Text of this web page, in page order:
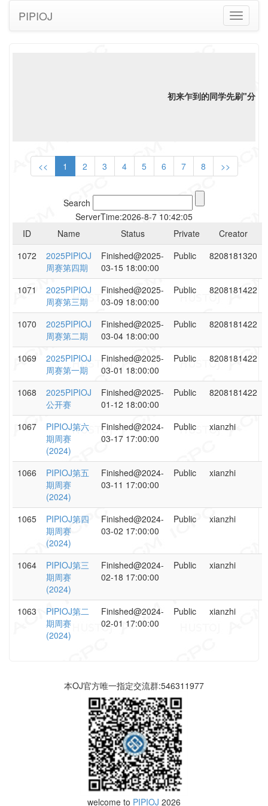
Toggle
PIPIOJ
初来乍到的同学先刷"分类
<< 1 2 3 4 5 6 7 8 >>
Search
ServerTime:2026-8-7 10:42:05
ID
Name Status Private
Creator
1072
2025PIPIOJ
周赛第四期
Finished@2025-
03-15 18:00:00
Public 8208181320
1071
2025PIPIOJ
周赛第三期
Finished@2025-
03-09 18:00:00
Public 8208181422
1070
2025PIPIOJ
周赛第二期
Finished@2025-
03-04 18:00:00
Public 8208181422
1069
2025PIPIOJ
周赛第一期
Finished@2025-
03-01 18:00:00
Public 8208181422
1068
2025PIPIOJ
公开赛
Finished@2025-
01-12 18:00:00
Public 8208181422
1067
PIPIOJ第六
期周赛
(2024)
Finished@2024-
03-17 17:00:00
Public xianzhi
1066
PIPIOJ第五
期周赛
(2024)
Finished@2024-
03-11 17:00:00
Public xianzhi
1065
PIPIOJ第四
期周赛
(2024)
Finished@2024-
03-02 17:00:00
Public xianzhi
1064
PIPIOJ第三
期周赛
(2024)
Finished@2024-
02-18 17:00:00
Public xianzhi
1063
PIPIOJ第二
期周赛
(2024)
Finished@2024-
02-01 17:00:00
Public xianzhi
本OJ官方唯一指定交流群:546311977
welcome to PIPIOJ 2026